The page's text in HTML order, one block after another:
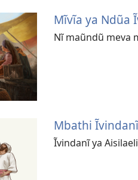
Mĩvĩa ya Ndũa
Nĩ maũndũ meva
Mbathi
Ĩvindanĩ ya